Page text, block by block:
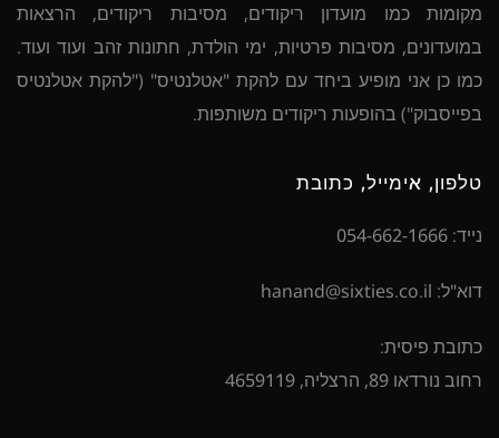
מקומות כמו מועדון ריקודים, מסיבות ריקודים, הרצאות
במועדונים, מסיבות פרטיות, ימי הולדת, חתונות זהב ועוד ועוד.
כמו כן אני מופיע ביחד עם להקת "אטלנטיס" ("להקת אטלנטיס
בפייסבוק") בהופעות ריקודים משותפות.
טלפון, אימייל, כתובת
נייד: 054-662-1666
דוא"ל: hanand@sixties.co.il
כתובת פיסית:
רחוב נורדאו 89, הרצליה, 4659119